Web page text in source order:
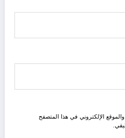
الإلكتروني في هذا المتصفح